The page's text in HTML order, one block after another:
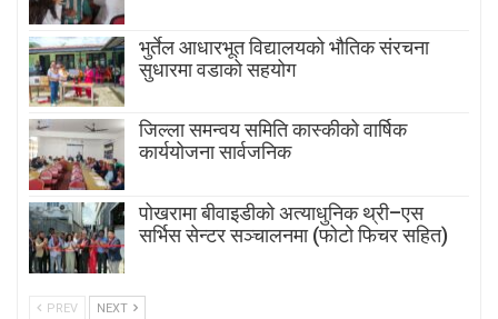
भुर्तेल आधारभूत विद्यालयको भौतिक संरचना
सुधारमा वडाको सहयोग
जिल्ला समन्वय समिति कास्कीको वार्षिक
कार्ययोजना सार्वजनिक
पोखरामा बीवाइडीको अत्याधुनिक थ्री–एस
सर्भिस सेन्टर सञ्चालनमा (फोटो फिचर सहित)
PREV NEXT